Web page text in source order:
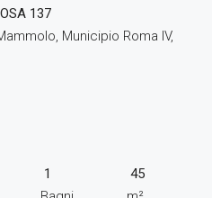
137
Municipio Roma IV,
1
45